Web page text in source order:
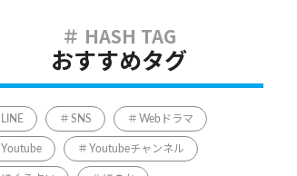
おすすめタグ
LINE SNS Webドラマ
Youtube Youtubeチャンネル